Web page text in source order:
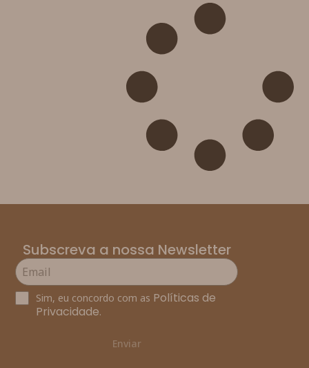
Subscreva a nossa Newsletter
Sim, eu concordo com as Políticas de
Privacidade.
Enviar